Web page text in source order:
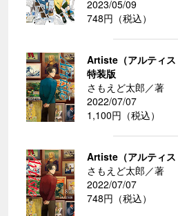
2023/05/09
748円（税込）
Artiste（アルティ
特装版
さもえど太郎／著
2022/07/07
1,100円（税込）
Artiste（アルティ
さもえど太郎／著
2022/07/07
748円（税込）